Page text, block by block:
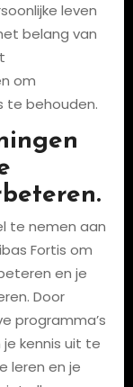
leven
belang van
om
te behouden.
te nemen aan
Fortis om
en je
Door
programma’s
kennis uit te
leren en je